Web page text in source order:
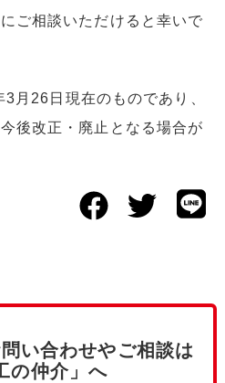
ご相談いただけると幸いで
月26日現在のものであり、
後改正・廃止となる場合が
い合わせやご相談は
の仲介」へ